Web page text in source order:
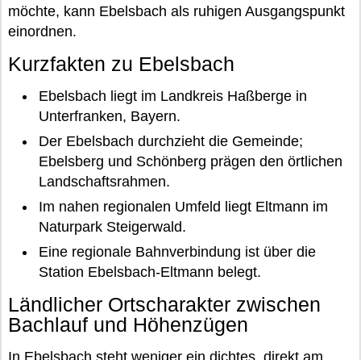
möchte, kann Ebelsbach als ruhigen Ausgangspunkt
einordnen.
Kurzfakten zu Ebelsbach
Ebelsbach liegt im Landkreis Haßberge in
Unterfranken, Bayern.
Der Ebelsbach durchzieht die Gemeinde;
Ebelsberg und Schönberg prägen den örtlichen
Landschaftsrahmen.
Im nahen regionalen Umfeld liegt Eltmann im
Naturpark Steigerwald.
Eine regionale Bahnverbindung ist über die
Station Ebelsbach-Eltmann belegt.
Ländlicher Ortscharakter zwischen
Bachlauf und Höhenzügen